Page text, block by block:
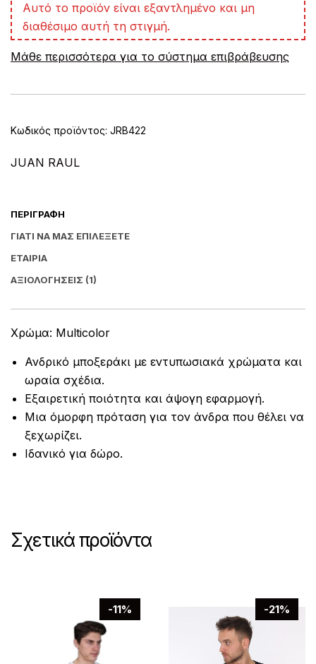
Αυτό το προϊόν είναι εξαντλημένο και μη
διαθέσιμο αυτή τη στιγμή.
Μάθε περισσότερα για το σύστημα επιβράβευσης
Κωδικός προϊόντος: JRB422
JUAN RAUL
ΠΕΡΙΓΡΑΦΉ
ΓΙΑΤΊ ΝΑ ΜΑΣ ΕΠΙΛΈΞΕΤΕ
ΕΤΑΙΡΊΑ
ΑΞΙΟΛΟΓΉΣΕΙΣ (1)
Χρώμα: Multicolor
Ανδρικό μποξεράκι με εντυπωσιακά χρώματα και
ωραία σχέδια.
Εξαιρετική ποιότητα και άψογη εφαρμογή.
Μια όμορφη πρόταση για τον άνδρα που θέλει να
ξεχωρίζει.
Ιδανικό για δώρο.
Σχετικά προϊόντα
-11% -21%